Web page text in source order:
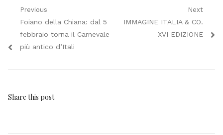
Navigazione
articoli
Previous
Previous
post:
Foiano della Chiana: dal 5
febbraio torna il Carnevale
più antico d’Itali
Next
Next
IMMAGINE ITALIA & CO.
XVI EDIZIONE
Share this post